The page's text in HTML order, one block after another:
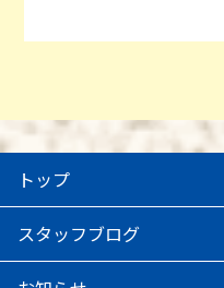
トップ
スタッフブログ